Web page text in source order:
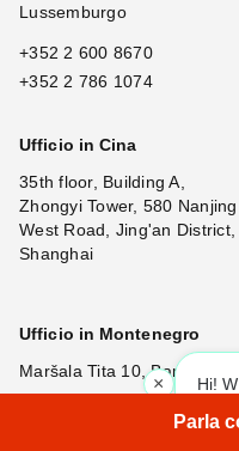
Hi!
×
Lussemburgo
+352 2 600 8670
+352 2 786 1074
Ufficio in Cina
35th floor, Building A,
Zhongyi Tower, 580 Nanjing
West Road, Jing'an District,
Shanghai
Ufficio in Montenegro
Maršala Tita 10, Bar, 85000
Parla